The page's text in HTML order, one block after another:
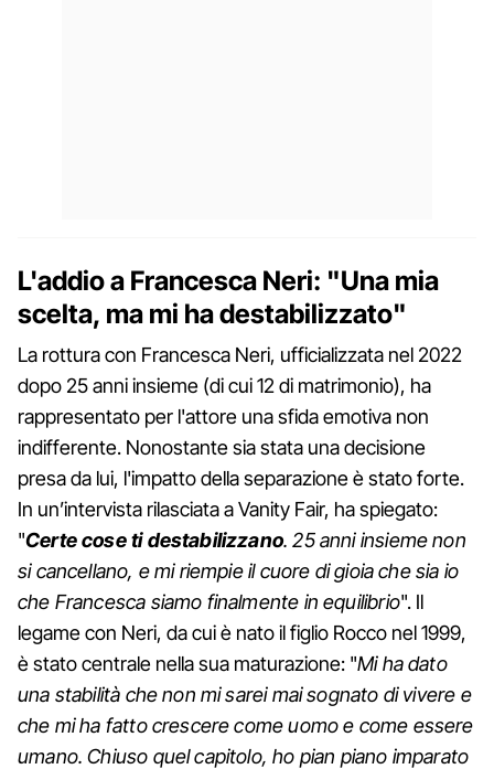
L'addio a Francesca Neri: "Una mia
scelta, ma mi ha destabilizzato"
La rottura con Francesca Neri, ufficializzata nel 2022
dopo 25 anni insieme (di cui 12 di matrimonio), ha
rappresentato per l'attore una sfida emotiva non
indifferente. Nonostante sia stata una decisione
presa da lui, l'impatto della separazione è stato forte.
In un’intervista rilasciata a Vanity Fair, ha spiegato:
"Certe cose ti destabilizzano. 25 anni insieme non
si cancellano, e mi riempie il cuore di gioia che sia io
che Francesca siamo finalmente in equilibrio". Il
legame con Neri, da cui è nato il figlio Rocco nel 1999,
è stato centrale nella sua maturazione: "Mi ha dato
una stabilità che non mi sarei mai sognato di vivere e
che mi ha fatto crescere come uomo e come essere
umano. Chiuso quel capitolo, ho pian piano imparato